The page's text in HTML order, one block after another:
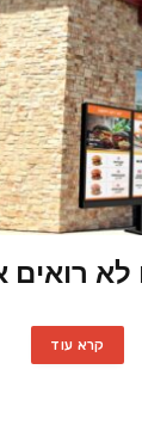
לא
קרא עוד